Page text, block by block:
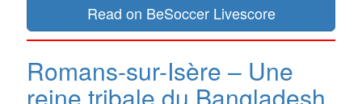
Read on BeSoccer Livescore
Romans-sur-Isère – Une
reine tribale du Bangladesh